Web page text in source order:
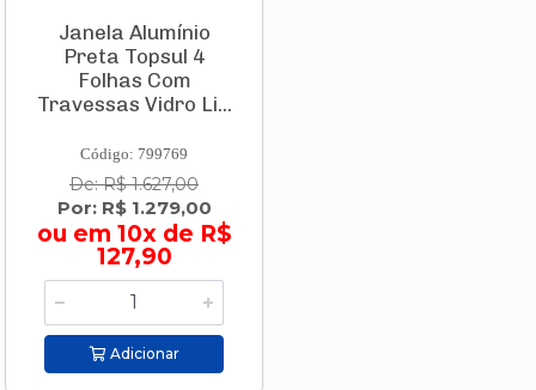
Janela Alumínio
Preta Topsul 4
Folhas Com
Travessas Vidro Li...
Código: 799769
De: R$ 1.627,00
Por: R$ 1.279,00
ou em 10x de R$
127,90
Adicionar